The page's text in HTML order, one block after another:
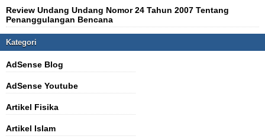
Review Undang Undang Nomor 24 Tahun 2007 Tentang
Penanggulangan Bencana
Kategori
AdSense Blog
AdSense Youtube
Artikel Fisika
Artikel Islam